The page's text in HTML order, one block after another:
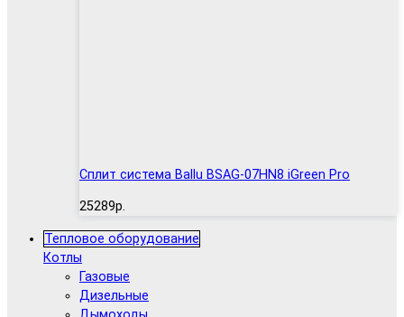
Сплит система Ballu BSAG-07HN8 iGreen Pro
25289р.
Тепловое оборудование
Котлы
Газовые
Дизельные